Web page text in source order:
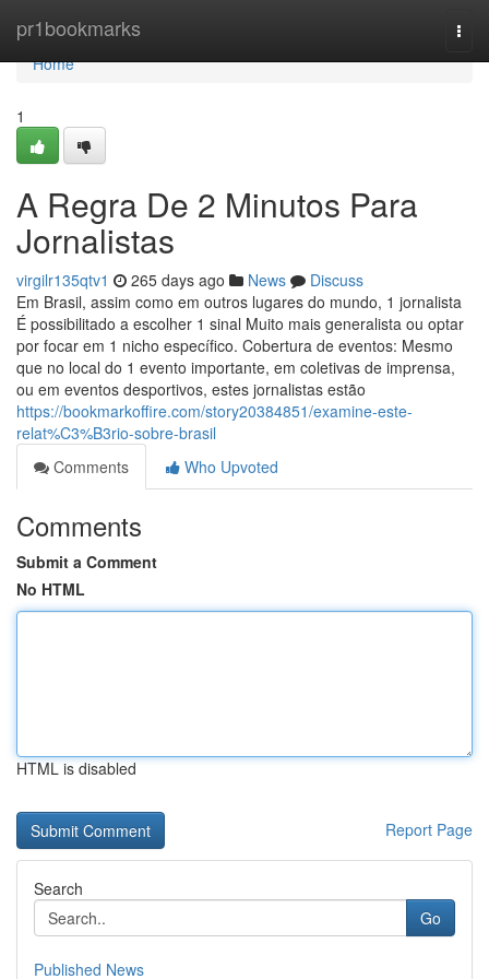
pr1bookmarks
Home
Home
1
A Regra De 2 Minutos Para
Jornalistas
virgilr135qtv1 265 days ago News
Discuss
Em Brasil, assim como em outros lugares do mundo, 1 jornalista
É possibilitado a escolher 1 sinal Muito mais generalista ou optar
por focar em 1 nicho específico. Cobertura de eventos: Mesmo
que no local do 1 evento importante, em coletivas de imprensa,
ou em eventos desportivos, estes jornalistas estão
https://bookmarkoffire.com/story20384851/examine-este-
relat%C3%B3rio-sobre-brasil
Comments
Who Upvoted
Comments
Submit a Comment
No HTML
HTML is disabled
Report Page
Search
Go
Published News